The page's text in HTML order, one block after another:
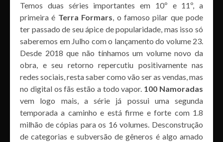
Temos duas séries importantes em 10º e 11º, a
primeira é Terra Formars, o famoso pilar que pode
ter passado de seu ápice de popularidade, mas isso só
saberemos em Julho com o lançamento do volume 23.
Desde 2018 que não tínhamos um volume novo da
obra, e seu retorno repercutiu positivamente nas
redes sociais, resta saber como vão ser as vendas, mas
no digital os fãs estão a todo vapor. 100 Namoradas
vem logo mais, a série já possui uma segunda
temporada a caminho e está firme e forte com 1.8
milhão de cópias para os 16 volumes. Desconstrução
de categorias e subversão de gêneros é algo amado